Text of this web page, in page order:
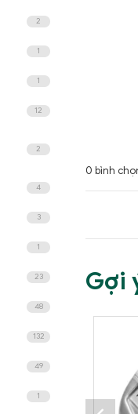
0 bình
Gợi
2
1
1
12
2
4
3
1
23
48
132
49
1